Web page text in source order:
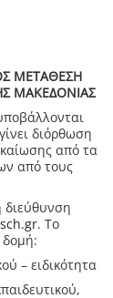
ΜΕΤΑΘΕΣΗ
ΜΑΚΕΔΟΝΙΑΣ
διόρθωση
από τα
από τους
διεύθυνση
. Το
δομή:
– ειδικότητα